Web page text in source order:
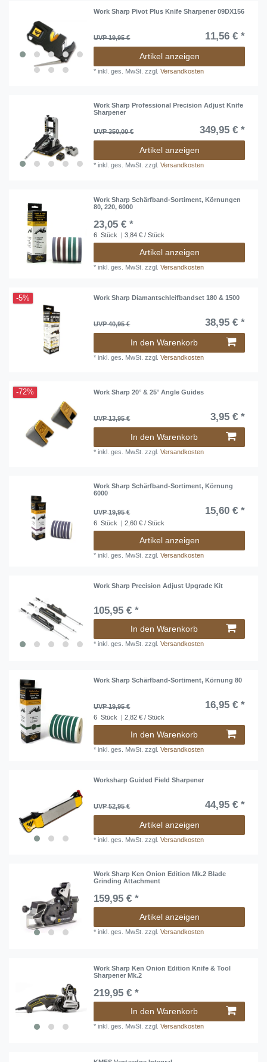
Work Sharp Pivot Plus Knife Sharpener 09DX156
UVP 19,95 € 11,56 € *
Artikel anzeigen
*inkl. ges. MwSt. zzgl.Versandkosten
Work Sharp Professional Precision Adjust Knife
Sharpener
UVP 350,00 € 349,95 € *
Artikel anzeigen
*inkl. ges. MwSt. zzgl.Versandkosten
Work Sharp Schärfband-Sortiment, Körnungen
80, 220, 6000
23,05 € *
6 Stück | 3,84 € / Stück
Artikel anzeigen
*inkl. ges. MwSt. zzgl.Versandkosten
-5% Work Sharp Diamantschleifbandset 180 & 1500
UVP 40,95 € 38,95 € *
In den Warenkorb
*inkl. ges. MwSt. zzgl.Versandkosten
-72% Work Sharp 20° & 25° Angle Guides
UVP 13,95 € 3,95 € *
In den Warenkorb
*inkl. ges. MwSt. zzgl.Versandkosten
Work Sharp Schärfband-Sortiment, Körnung
6000
UVP 19,95 € 15,60 € *
6 Stück | 2,60 € / Stück
Artikel anzeigen
*inkl. ges. MwSt. zzgl.Versandkosten
Work Sharp Precision Adjust Upgrade Kit
105,95 € *
In den Warenkorb
*inkl. ges. MwSt. zzgl.Versandkosten
Work Sharp Schärfband-Sortiment, Körnung 80
UVP 19,95 € 16,95 € *
6 Stück | 2,82 € / Stück
In den Warenkorb
*inkl. ges. MwSt. zzgl.Versandkosten
Worksharp Guided Field Sharpener
UVP 52,95 € 44,95 € *
Artikel anzeigen
*inkl. ges. MwSt. zzgl.Versandkosten
Work Sharp Ken Onion Edition Mk.2 Blade
Grinding Attachment
159,95 € *
Artikel anzeigen
*inkl. ges. MwSt. zzgl.Versandkosten
Work Sharp Ken Onion Edition Knife & Tool
Sharpener Mk.2
219,95 € *
In den Warenkorb
*inkl. ges. MwSt. zzgl.Versandkosten